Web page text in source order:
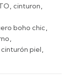
, cinturon,
boho chic,
,
cinturón piel,